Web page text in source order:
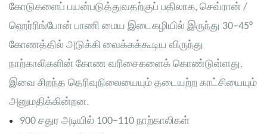
கோடுகளைப் பயன்படுத்துவதற்குப் பதிலாக, செவ்ரான் /
ஹெர்ரிங்போன் பாணி மைய இடைகழியில் இருந்து 30–45°
கோணத்தில் அடுக்கி வைக்கக்கூடிய விருந்து
நாற்காலிகளின் கோண வரிசைகளைக் கொண்டுள்ளது.
இவை சிறந்த தெரிவுநிலையையும் தடையற்ற காட்சியையும்
அனுமதிக்கின்றன.
900 சதுர அடியில் 100–110 நாற்காலிகள்